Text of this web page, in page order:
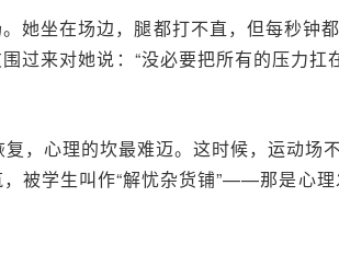
她坐在场边，腿都打不直，但每秒钟
过来对她说：“没必要把所有的压力
，心理的坎最难迈。这时候，运动场
被学生叫作“解忧杂货铺”——那是心